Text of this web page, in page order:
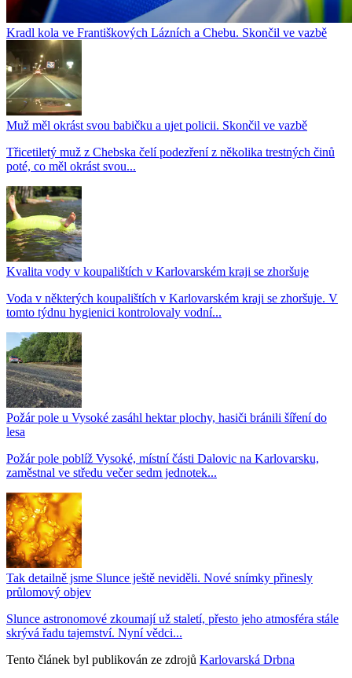
Kradl kola ve Františkových Lázních a Chebu. Skončil ve vazbě
Muž měl okrást svou babičku a ujet policii. Skončil ve vazbě
Třicetiletý muž z Chebska čelí podezření z několika trestných činů
poté, co měl okrást svou...
Kvalita vody v koupalištích v Karlovarském kraji se zhoršuje
Voda v některých koupalištích v Karlovarském kraji se zhoršuje. V
tomto týdnu hygienici kontrolovaly vodní...
Požár pole u Vysoké zasáhl hektar plochy, hasiči bránili šíření do
lesa
Požár pole poblíž Vysoké, místní části Dalovic na Karlovarsku,
zaměstnal ve středu večer sedm jednotek...
Tak detailně jsme Slunce ještě neviděli. Nové snímky přinesly
průlomový objev
Slunce astronomové zkoumají už staletí, přesto jeho atmosféra stále
skrývá řadu tajemství. Nyní vědci...
Tento článek byl publikován ze zdrojů Karlovarská Drbna